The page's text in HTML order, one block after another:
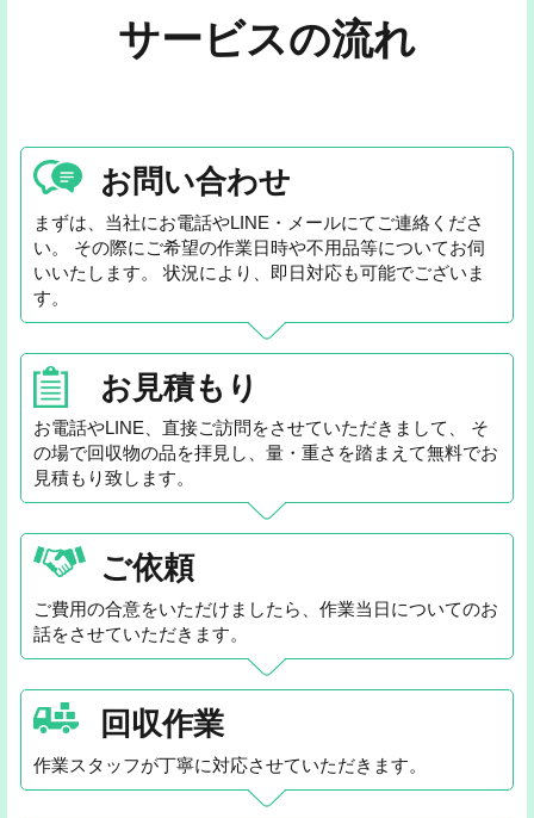
サービスの流れ
お問い合わせ
まずは、当社にお電話やLINE・メールにてご連絡くださ
い。 その際にご希望の作業日時や不用品等についてお伺
いいたします。 状況により、即日対応も可能でございま
す。
お見積もり
お電話やLINE、直接ご訪問をさせていただきまして、 そ
の場で回収物の品を拝見し、量・重さを踏まえて無料でお
見積もり致します。
ご依頼
ご費用の合意をいただけましたら、作業当日についてのお
話をさせていただきます。
回収作業
作業スタッフが丁寧に対応させていただきます。